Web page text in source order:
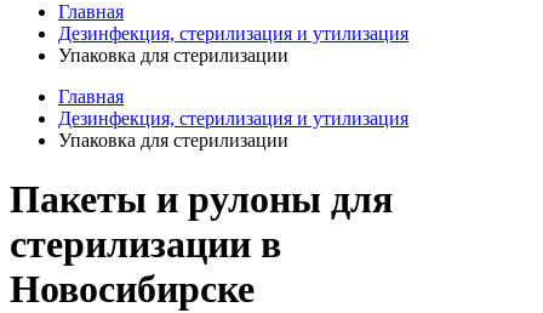
Главная
Дезинфекция, стерилизация и утилизация
Упаковка для стерилизации
Главная
Дезинфекция, стерилизация и утилизация
Упаковка для стерилизации
Пакеты и рулоны для
стерилизации в
Новосибирске